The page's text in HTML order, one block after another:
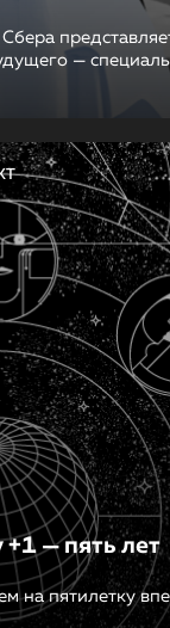
—
— пять лет
на пятилетку